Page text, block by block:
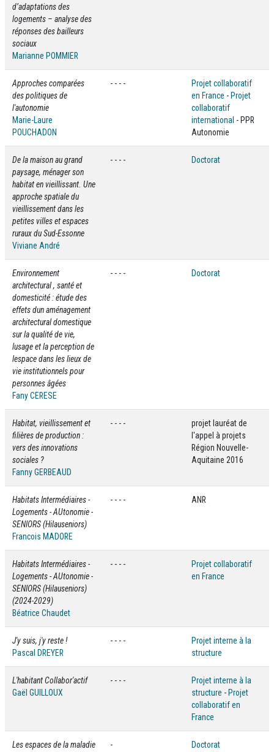
d’adaptations des
logements – analyse des
réponses des bailleurs
sociaux
Marianne POMMIER
Approches comparées
des politiques de
l'autonomie
Marie-Laure
POUCHADON
- - - -
Projet collaboratif
en France - Projet
collaboratif
international - PPR
Autonomie
De la maison au grand
paysage, ménager son
habitat en vieillissant. Une
approche spatiale du
vieillissement dans les
petites villes et espaces
ruraux du Sud-Essonne
Viviane André
- - - - Doctorat
Environnement
architectural , santé et
domesticité : étude des
effets dun aménagement
architectural domestique
sur la qualité de vie,
lusage et la perception de
lespace dans les lieux de
vie institutionnels pour
personnes âgées
Fany CERESE
- - - - Doctorat
Habitat, vieillissement et
filières de production :
vers des innovations
sociales ?
Fanny GERBEAUD
- - - -
projet lauréat de
l'appel à projets
Région Nouvelle-
Aquitaine 2016
Habitats Intermédiaires -
Logements - AUtonomie -
SENIORS (Hilauseniors)
Francois MADORE
- - - - ANR
Habitats Intermédiaires -
Logements - AUtonomie -
SENIORS (Hilauseniors)
(2024-2029)
Béatrice Chaudet
- - - -
Projet collaboratif
en France
J'y suis, j'y reste !
Pascal DREYER
- - - -
Projet interne à la
structure
L'habitant Collabor'actif
Gaël GUILLOUX
- - - -
Projet interne à la
structure - Projet
collaboratif en
France
Les espaces de la maladie - Doctorat